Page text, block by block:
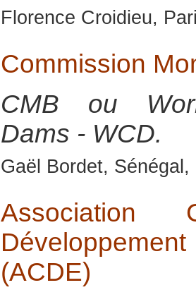
Florence Croidieu,
Commission
CMB ou
Dams - WCD.
Gaël Bordet,
(ACDE)